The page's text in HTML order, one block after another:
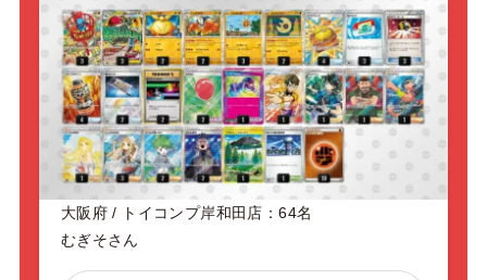
大阪府 / トイコンプ岸和田店：64名
むぎそさん